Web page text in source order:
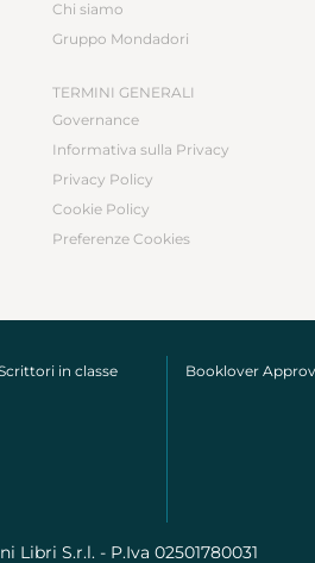
Chi siamo
Gruppo Mondadori
TERMINI GENERALI
Governance
Informativa sulla Privacy
Privacy Policy
Cookie Policy
Preferenze Cookies
in classe Booklover
Libri S.r.l. - P.Iva 02501780031